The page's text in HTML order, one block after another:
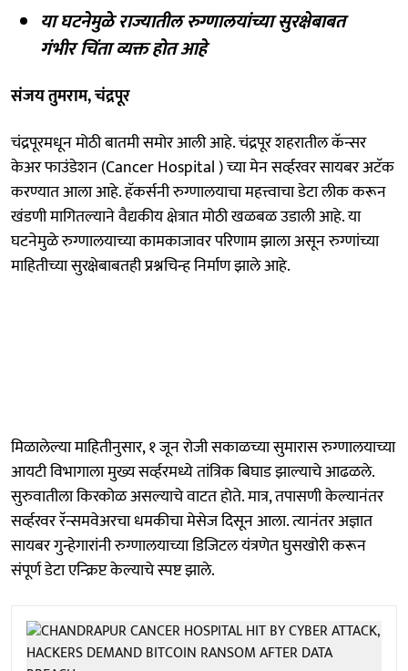
या घटनेमुळे राज्यातील रुग्णालयांच्या सुरक्षेबाबत
गंभीर चिंता व्यक्त होत आहे
संजय तुमराम, चंद्रपूर
चंद्रपूरमधून मोठी बातमी समोर आली आहे. चंद्रपूर शहरातील कॅन्सर
केअर फाउंडेशन (Cancer Hospital ) च्या मेन सर्व्हरवर सायबर अटॅक
करण्यात आला आहे. हॅकर्सनी रुग्णालयाचा महत्त्वाचा डेटा लीक करून
खंडणी मागितल्याने वैद्यकीय क्षेत्रात मोठी खळबळ उडाली आहे. या
घटनेमुळे रुग्णालयाच्या कामकाजावर परिणाम झाला असून रुग्णांच्या
माहितीच्या सुरक्षेबाबतही प्रश्नचिन्ह निर्माण झाले आहे.
मिळालेल्या माहितीनुसार, १ जून रोजी सकाळच्या सुमारास रुग्णालयाच्या
आयटी विभागाला मुख्य सर्व्हरमध्ये तांत्रिक बिघाड झाल्याचे आढळले.
सुरुवातीला किरकोळ असल्याचे वाटत होते. मात्र, तपासणी केल्यानंतर
सर्व्हरवर रॅन्समवेअरचा धमकीचा मेसेज दिसून आला. त्यानंतर अज्ञात
सायबर गुन्हेगारांनी रुग्णालयाच्या डिजिटल यंत्रणेत घुसखोरी करून
संपूर्ण डेटा एन्क्रिप्ट केल्याचे स्पष्ट झाले.